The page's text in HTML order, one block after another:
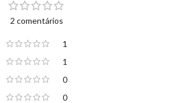
2 comentários
1
1
0
0